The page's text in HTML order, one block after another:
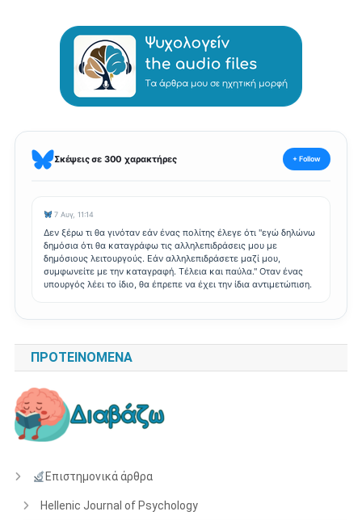
Σκέψεις σε 300 χαρακτήρες + Follow
7 Αυγ, 11:14
Δεν ξέρω τι θα γινόταν εάν ένας πολίτης έλεγε ότι "εγώ δηλώνω
δημόσια ότι θα καταγράφω τις αλληλεπιδράσεις μου με
δημόσιους λειτουργούς. Εάν αλληλεπιδράσετε μαζί μου,
συμφωνείτε με την καταγραφή. Τέλεια και παύλα." Οταν ένας
υπουργός λέει το ίδιο, θα έπρεπε να έχει την ίδια αντιμετώπιση.
ΠΡΟΤΕΙΝΌΜΕΝΑ
Επιστημονικά άρθρα
Hellenic Journal of Psychology